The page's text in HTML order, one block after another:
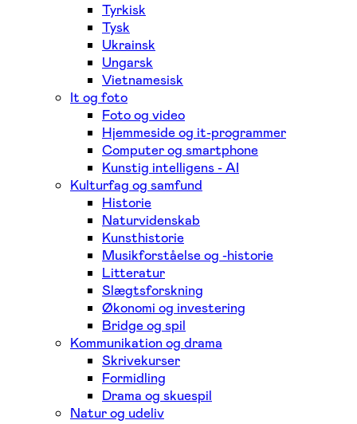
Tyrkisk
Tysk
Ukrainsk
Ungarsk
Vietnamesisk
It og foto
Foto og video
Hjemmeside og it-programmer
Computer og smartphone
Kunstig intelligens - AI
Kulturfag og samfund
Historie
Naturvidenskab
Kunsthistorie
Musikforståelse og -historie
Litteratur
Slægtsforskning
Økonomi og investering
Bridge og spil
Kommunikation og drama
Skrivekurser
Formidling
Drama og skuespil
Natur og udeliv